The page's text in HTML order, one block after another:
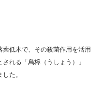
低木で、その殺菌作用を活用
れる「烏樟（うしょう）」
た。